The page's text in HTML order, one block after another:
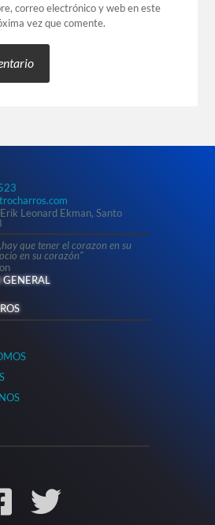
correo electrónico y web en este
vez que comente.
Leonard Ekman, Santo
que tener el corazon en su
en su corazón"